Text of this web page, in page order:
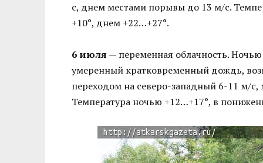
с, днем местами порывы до 13 м/с.
+10°, днем +22…+27°.
6 июля — переменная облачность.
умеренный кратковременный дождь,
переходом на северо-западный 6-11 м/
Температура ночью +12…+17°, в